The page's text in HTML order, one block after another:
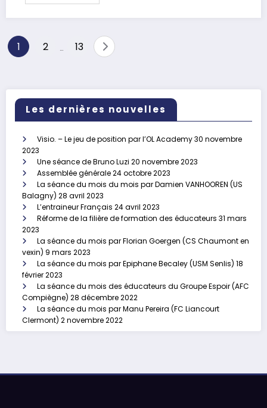
Pagination
1 2 13
Les dernières nouvelles
Visio. – Le jeu de position par l’OL Academy30 novembre
2023
Une séance de Bruno Luzi 20 novembre 2023
Assemblée générale24 octobre 2023
La séance du mois du mois par Damien VANHOOREN (US
Balagny) 28 avril 2023
L’entraineur Français 24 avril 2023
Réforme de la filière de formation des éducateurs 31 mars
2023
La séance du mois par Florian Goergen (CS Chaumont en
vexin) 9 mars 2023
La séance du mois par Epiphane Becaley (USM Senlis) 18
février 2023
La séance du mois des éducateurs du Groupe Espoir (AFC
Compiègne) 28 décembre 2022
La séance du mois par Manu Pereira (FC Liancourt
Clermont) 2 novembre 2022